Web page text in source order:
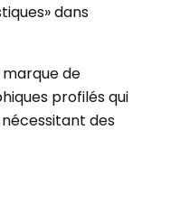
dans
de
profilés qui
des